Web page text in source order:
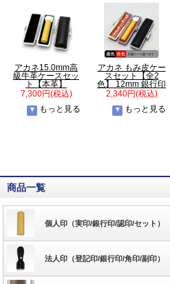
アカネ15.0mm高
級牛革ケースセッ
ト【本革】
7,300円(税込)
もっと見る
アカネ もみ皮ケー
スセット【全2
色】 12mm 銀行印
2,340円(税込)
もっと見る
商品一覧
個人印（実印/銀行印/認印/セット）
法人印（登記印/銀行印/角印/副印）